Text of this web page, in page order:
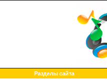
Разделы сайта